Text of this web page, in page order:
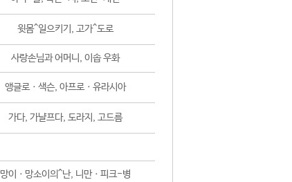
윗몸^일으키기, 고가^도로
사랑손님과 어머니, 이솝 우화
앵글로ㆍ색슨, 아프로ㆍ유라시아
가다, 가냘프다, 도라지, 고드름
망이ㆍ망소이의^난, 니만ㆍ피크-병